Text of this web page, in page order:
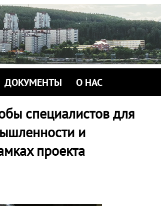
ДОКУМЕНТЫ О НАС
специалистов для
и
проекта